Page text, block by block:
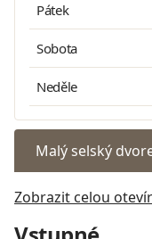
Pátek
Sobota
Neděle
Malý selský
Zobrazit celou